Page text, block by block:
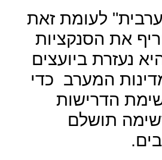
לעומת זאת
את הסנקציות
נעזרת ביועצים
המערב כדי
הדרישות
תושלם